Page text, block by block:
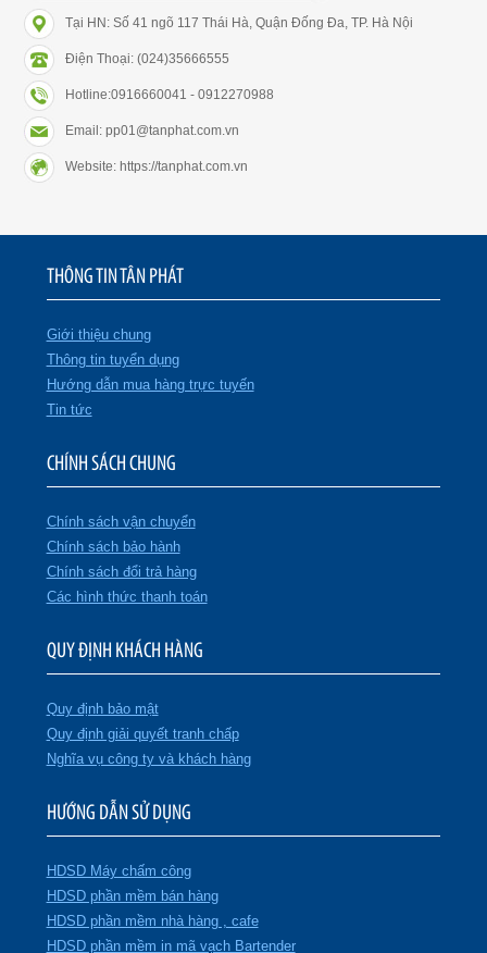
Tại HN: Số 41 ngõ 117 Thái Hà, Quận Đống Đa, TP. Hà Nội
Điện Thoại: (024)35666555
Hotline:0916660041 - 0912270988
Email: pp01@tanphat.com.vn
Website: https://tanphat.com.vn
THÔNG TIN TÂN PHÁT
Giới thiệu chung
Thông tin tuyển dụng
Hướng dẫn mua hàng trực tuyến
Tin tức
CHÍNH SÁCH CHUNG
Chính sách vận chuyển
Chính sách bảo hành
Chính sách đổi trả hàng
Các hình thức thanh toán
QUY ĐỊNH KHÁCH HÀNG
Quy định bảo mật
Quy định giải quyết tranh chấp
Nghĩa vụ công ty và khách hàng
HƯỚNG DẪN SỬ DỤNG
HDSD Máy chấm công
HDSD phần mềm bán hàng
HDSD phần mềm nhà hàng , cafe
HDSD phần mềm in mã vạch Bartender